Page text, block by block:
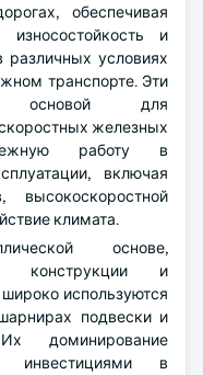
обеспечивая
износостойкость и
различных условиях
транспорте. Эти
основой для
железных
работу в
включая
высокоскоростной
климата.
основе,
конструкции и
используются
подвески и
доминирование
инвестициями в